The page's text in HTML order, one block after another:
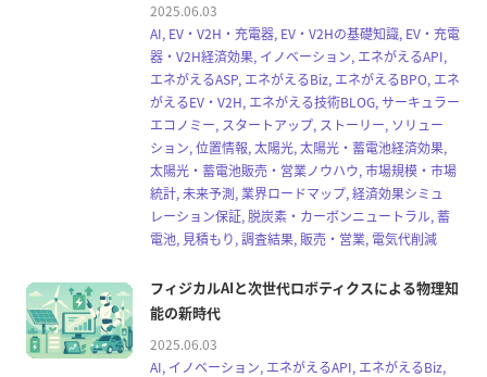
2025.06.03
AI, EV・V2H・充電器, EV・V2Hの基礎知識, EV・充電
器・V2H経済効果, イノベーション, エネがえるAPI,
エネがえるASP, エネがえるBiz, エネがえるBPO, エネ
がえるEV・V2H, エネがえる技術BLOG, サーキュラー
エコノミー, スタートアップ, ストーリー, ソリュー
ション, 位置情報, 太陽光, 太陽光・蓄電池経済効果,
太陽光・蓄電池販売・営業ノウハウ, 市場規模・市場
統計, 未来予測, 業界ロードマップ, 経済効果シミュ
レーション保証, 脱炭素・カーボンニュートラル, 蓄
電池, 見積もり, 調査結果, 販売・営業, 電気代削減
フィジカルAIと次世代ロボティクスによる物理知
能の新時代
2025.06.03
AI, イノベーション, エネがえるAPI, エネがえるBiz,